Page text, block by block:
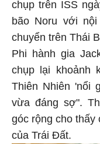
chụp trên ISS
bão Noru với
chuyển trên Thái
Phi hành gia
chụp lại khoảnh
Thiên Nhiên 'nổi
vừa đáng sợ".
góc rộng cho thấy
của Trái Đất.